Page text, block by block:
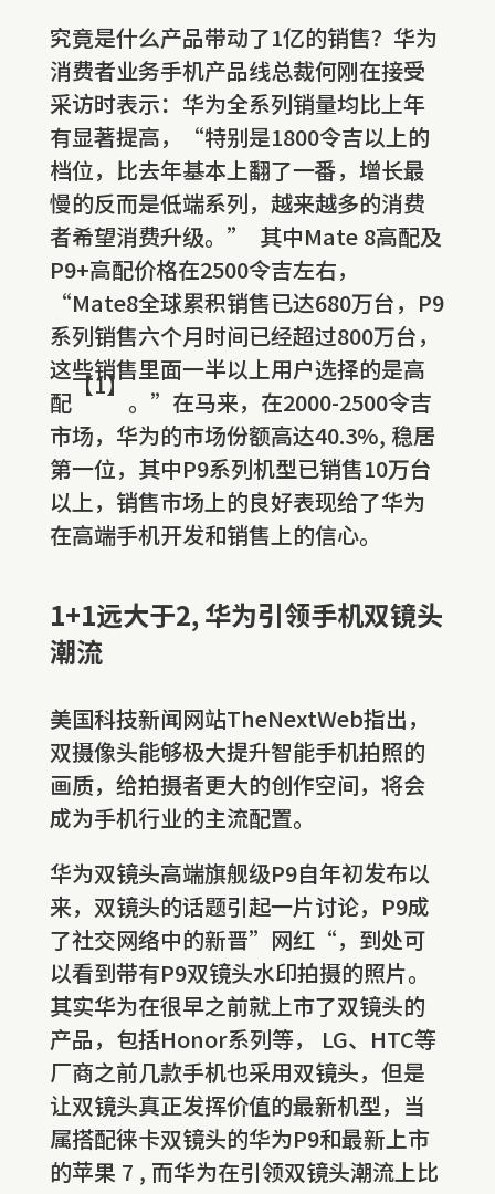
究竟是什么产品带动了1亿的销售？华为
消费者业务手机产品线总裁何刚在接受
采访时表示：华为全系列销量均比上年
有显著提高，“特别是1800令吉以上的
档位，比去年基本上翻了一番，增长最
慢的反而是低端系列，越来越多的消费
者希望消费升级。” 其中Mate 8高配及
P9+高配价格在2500令吉左右，
“Mate8全球累积销售已达680万台，P9
系列销售六个月时间已经超过800万台，
这些销售里面一半以上用户选择的是高
配
【1】
。”在马来，在2000-2500令吉
市场，华为的市场份额高达40.3%, 稳居
第一位，其中P9系列机型已销售10万台
以上，销售市场上的良好表现给了华为
在高端手机开发和销售上的信心。
1+1远大于2, 华为引领手机双镜头
潮流
美国科技新闻网站TheNextWeb指出，
双摄像头能够极大提升智能手机拍照的
画质，给拍摄者更大的创作空间，将会
成为手机行业的主流配置。
华为双镜头高端旗舰级P9自年初发布以
来，双镜头的话题引起一片讨论，P9成
了社交网络中的新晋”网红“，到处可
以看到带有P9双镜头水印拍摄的照片。
其实华为在很早之前就上市了双镜头的
产品，包括Honor系列等， LG、HTC等
厂商之前几款手机也采用双镜头，但是
让双镜头真正发挥价值的最新机型，当
属搭配徕卡双镜头的华为P9和最新上市
的苹果 7 , 而华为在引领双镜头潮流上比